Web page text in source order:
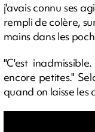
j'avais connu ses
rempli de colère,
mains dans les
"C'est
encore petites."
quand on laisse les